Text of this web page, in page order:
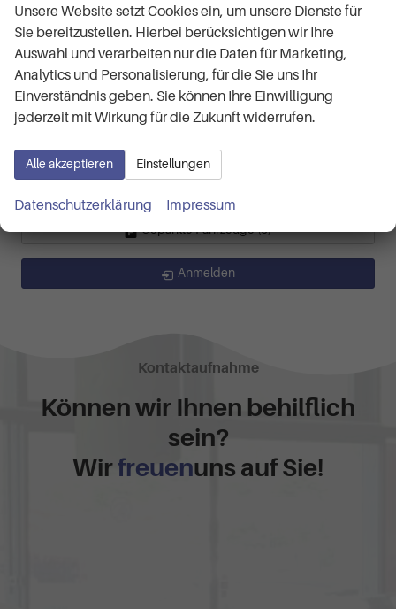
Life 1.0 TSI 7-Gang-DSG
R-Line 1.0 TSI 7-Gang-DSG
R-Line Limited 1.5 TSI 7-Gang-DSG
Tayron(2)
Life 1.5 eTSI 7-Gang-DSG
Tiguan(9)
R-Line 2.0 TSI 4MOTION 7-Gang-DSG
R-Line 2.0 TSI 7-Gang-DSG 4x4
Geparkte Fahrzeuge (0)
Anmelden
Kontaktaufnahme
Können wir Ihnen behilflich
sein?
Wirfreuenuns auf Sie!
Unsere Website setzt Cookies ein, um unsere Dienste für
Sie bereitzustellen. Hierbei berücksichtigen wir Ihre
Auswahl und verarbeiten nur die Daten für Marketing,
Analytics und Personalisierung, für die Sie uns Ihr
Einverständnis geben. Sie können Ihre Einwilligung
jederzeit mit Wirkung für die Zukunft widerrufen.
Alle akzeptieren Einstellungen
Datenschutzerklärung Impressum